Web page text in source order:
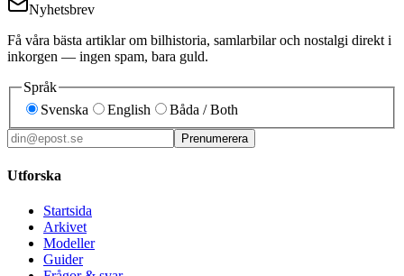
Nyhetsbrev
Få våra bästa artiklar om bilhistoria, samlarbilar och nostalgi direkt i
inkorgen — ingen spam, bara guld.
Språk
Svenska
English Båda / Both
Prenumerera
Utforska
Startsida
Arkivet
Modeller
Guider